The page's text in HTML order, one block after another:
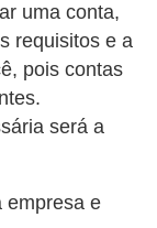
uma conta,
requisitos e a
pois contas
será a
empresa e